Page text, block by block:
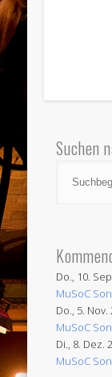
Suchen
Do., 10.
MuSoC
Do., 5. Nov.
MuSoC
Di., 8. Dez.
MuSoC